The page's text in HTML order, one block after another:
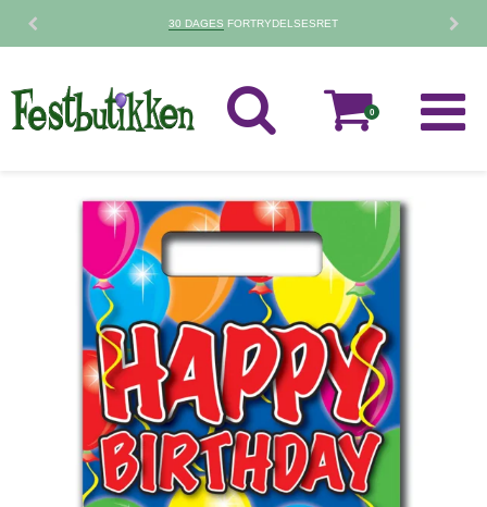
30 DAGES FORTRYDELSESRET
0